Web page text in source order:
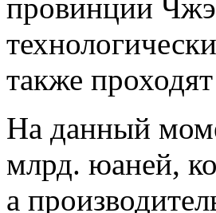
провинции
также
На данный
млрд. юаней,
а